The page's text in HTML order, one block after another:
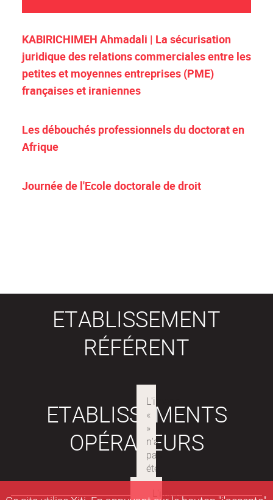
KABIRICHIMEH Ahmadali | La sécurisation
juridique des relations commerciales entre les
petites et moyennes entreprises (PME)
françaises et iraniennes
Les débouchés professionnels du doctorat en
Afrique
Journée de l'Ecole doctorale de droit
ETABLISSEMENT
RÉFÉRENT
ETABLISSEMENTS
OPÉRATEURS